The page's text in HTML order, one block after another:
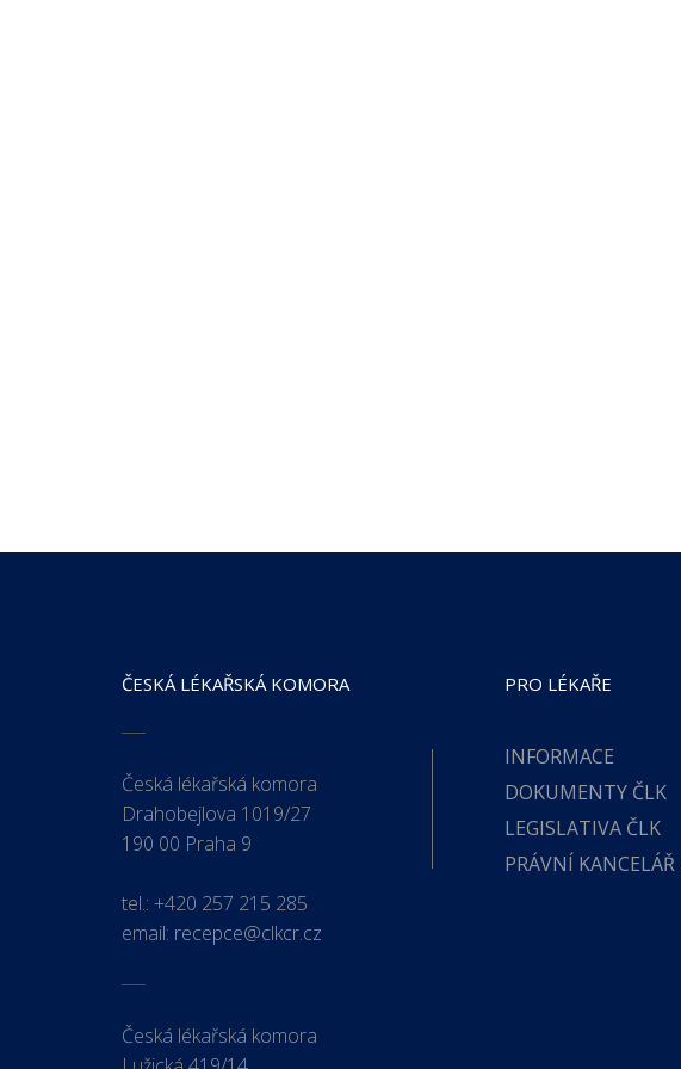
ČESKÁ LÉKAŘSKÁ KOMORA
Česká lékařská komora
Drahobejlova 1019/27
190 00 Praha 9
tel.: +420 257 215 285
email: recepce@clkcr.cz
Česká lékařská komora
PRO LÉKAŘE
INFORMACE
DOKUMENTY ČLK
LEGISLATIVA ČLK
PRÁVNÍ KANCELÁŘ